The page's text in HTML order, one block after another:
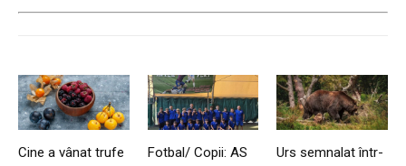
Cine a vânat trufe
Fotbal/ Copii: AS
Urs semnalat într-